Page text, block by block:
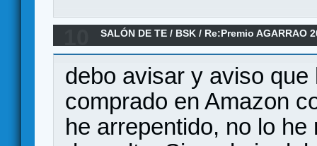
SALÓN DE TE / BSK / Re:Premio AGARRAO
debo avisar y aviso
comprado en Amazon
he arrepentido, no lo